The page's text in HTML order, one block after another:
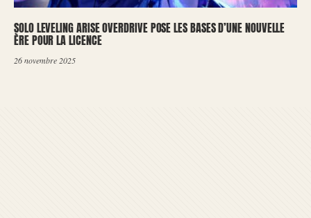
SOLO LEVELING ARISE OVERDRIVE POSE LES BASES D’UNE NOUVELLE
ÈRE POUR LA LICENCE
26 novembre 2025